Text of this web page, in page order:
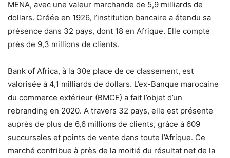
MENA, avec une valeur marchande de 5,9 milliards de
dollars. Créée en 1926, l’institution bancaire a étendu sa
présence dans 32 pays, dont 18 en Afrique. Elle compte
près de 9,3 millions de clients.
Bank of Africa, à la 30e place de ce classement, est
valorisée à 4,1 milliards de dollars. L’ex-Banque marocaine
du commerce extérieur (BMCE) a fait l’objet d’un
rebranding en 2020. A travers 32 pays, elle est présente
auprès de plus de 6,6 millions de clients, grâce à 609
succursales et points de vente dans toute l’Afrique. Ce
marché contribue à près de la moitié du résultat net de la